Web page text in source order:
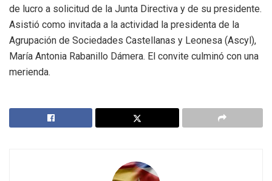
de lucro a solicitud de la Junta Directiva y de su presidente.
Asistió como invitada a la actividad la presidenta de la
Agrupación de Sociedades Castellanas y Leonesa (Ascyl),
María Antonia Rabanillo Dámera. El convite culminó con una
merienda.